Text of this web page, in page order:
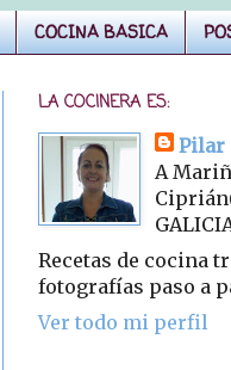
COCINA BASICA
LA COCINERA ES:
Pilar
A
Recetas de cocina
fotografías paso a
Ver todo mi perfil